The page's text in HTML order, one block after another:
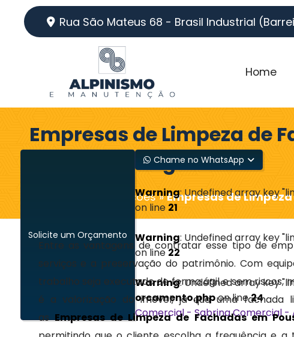
Rua São Mateus 68 - Brasil Industrial
Home
Empresas de Limpeza de
em Pouso Alegre - MG
Informações »Empresas de
Solicite um Orçamento
Chame no WhatsApp
Warning: Undefined array key
on line 21
Warning: Undefined array key
on line22
Warning: Undefined array key
orcamento.phpon line24
Comercial - SabrinaComercial -
Entre as vantagens de contratar esse tipo de
serviços e a preservação do patrimônio. Com
trabalho seja executado de forma ágil e sem riscos,
é a valorização do imóvel, já que uma fachada
asEmpresas de Limpeza de Fachadas em